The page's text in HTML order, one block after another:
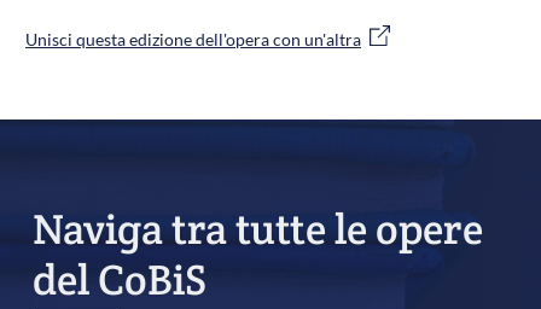
Unisci questa edizione dell'opera con un'altra
Naviga tra tutte le opere
del CoBiS